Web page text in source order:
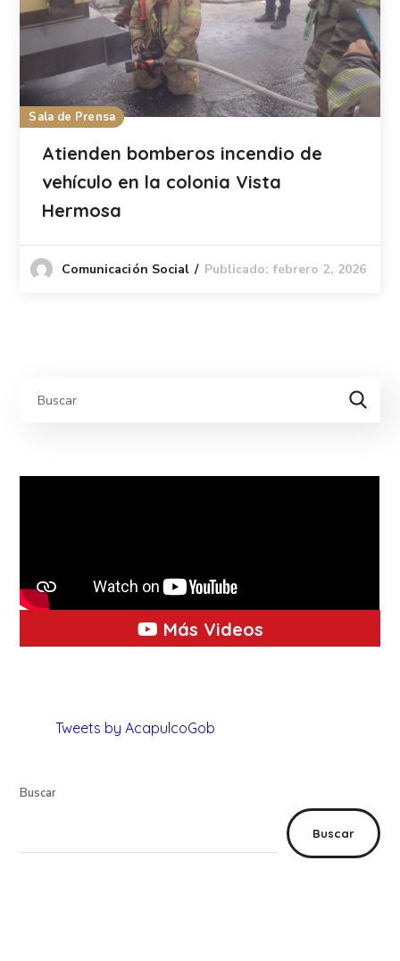
Sala de Prensa
Atienden bomberos incendio de
vehículo en la colonia Vista
Hermosa
Comunicación Social Publicado: febrero 2, 2026
Más Videos
Tweets by AcapulcoGob
Buscar
Buscar